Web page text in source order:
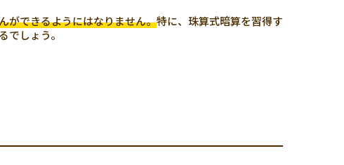
ができるようにはなりません。特に、珠算式暗算を習得す
しょう。